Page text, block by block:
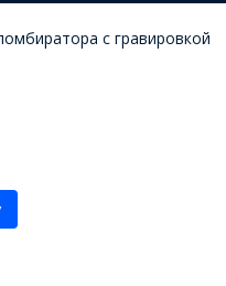
с гравировкой